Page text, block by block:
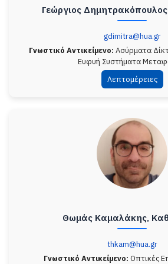
Γεώργιος
gdimitra@hua.gr
Γνωστικό Αντικείμενο: Ασύρματα
Ευφυή Συστήματα
Λεπτομέρειες
Θωμάς Καμαλάκης,
thkam@hua.gr
Γνωστικό Αντικείμενο: Οπτικές